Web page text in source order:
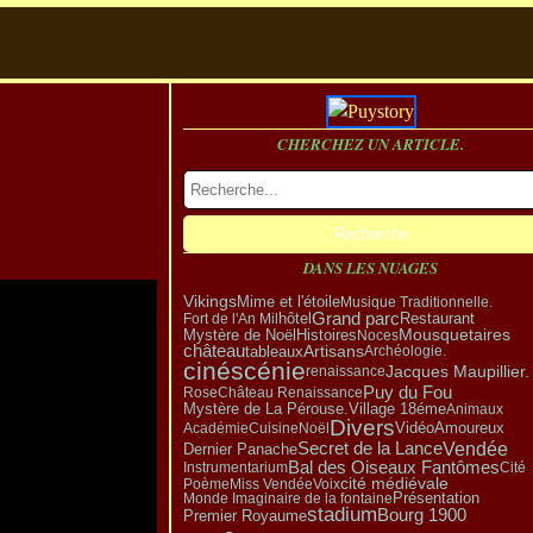
CHERCHEZ UN ARTICLE.
DANS LES NUAGES
VikingsMime et l'étoileMusique Traditionnelle.
Fort de l'An Mil hôtel Grand parc Restaurant
Mystère de Noël HistoiresNocesMousquetaires
châteautableauxArtisansArchéologie.
cinéscénierenaissanceJacques Maupillier.
RoseChâteau RenaissancePuy du Fou
Mystère de La Pérouse.Village 18émeAnimaux
AcadémieCuisineNoëlDiversVidéoAmoureux
Dernier PanacheSecret de la LanceVendée
InstrumentariumBal des Oiseaux FantômesCité
PoèmeMiss VendéeVoixcité médiévale
Monde Imaginaire de la fontaine Présentation
Premier RoyaumestadiumBourg 1900